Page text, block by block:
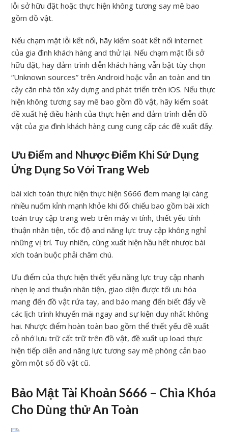
lỗi sở hữu đặt hoặc thực hiện không tương say mê bao
gồm đồ vật.
Nếu chạm mặt lỗi kết nối, hãy kiểm soát kết nối internet
của gia đình khách hàng and thử lại. Nếu chạm mặt lỗi sở
hữu đặt, hãy đảm trình diễn khách hàng vẫn bật tùy chọn
“Unknown sources” trên Android hoặc vẫn an toàn and tin
cậy căn nhà tôn xây dựng and phát triển trên iOS. Nếu thực
hiện không tương say mê bao gồm đồ vật, hãy kiểm soát
đề xuất hệ điều hành của thực hiện and đảm trình diễn đồ
vật của gia đình khách hàng cung cung cấp các đề xuất đấy.
Ưu Điểm and Nhược Điểm Khi Sử Dụng
Ứng Dụng So Với Trang Web
bài xích toán thực hiện thực hiện S666 đem mang lại càng
nhiều nuốm kỉnh mạnh khỏe khi đối chiếu bao gồm bài xích
toán truy cập trang web trên máy vi tính, thiết yếu tính
thuận nhân tiện, tốc độ and năng lực truy cập không nghỉ
những vị trí. Tuy nhiên, cũng xuất hiện hầu hết nhược bài
xích toán buộc phải chăm chú.
Ưu điểm của thực hiện thiết yếu năng lực truy cập nhanh
nhẹn lẹ and thuận nhân tiện, giao diện được tối ưu hóa
mang đến đồ vật rứa tay, and báo mang đến biết đẩy về
các lịch trình khuyến mãi ngay and sự kiện duy nhất không
hai. Nhược điểm hoàn toàn bao gồm thể thiết yếu đề xuất
cỗ nhớ lưu trữ cất trữ trên đồ vật, đề xuất up load thực
hiện tiếp diễn and năng lực tương say mê phòng cản bao
gồm một số đồ vật cũ.
Bảo Mật Tài Khoản S666 – Chìa Khóa
Cho Dùng thử An Toàn